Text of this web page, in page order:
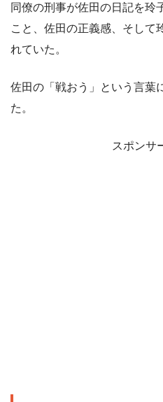
同僚の刑事が佐田の日記を玲
こと、佐田の正義感、そして
れていた。
佐田の「戦おう」という言葉
た。
スポンサ